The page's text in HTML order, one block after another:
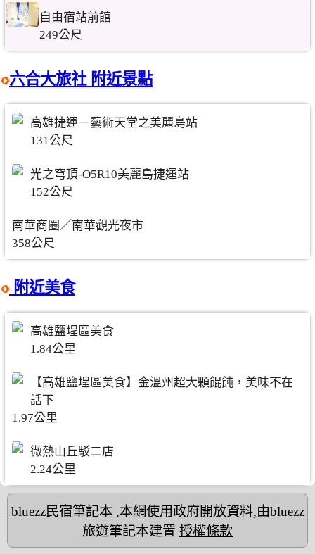
自由宿站前館
249公尺
六合大旅社 附近景點
高雄捷運－藝術天堂之美麗島站
131公尺
光之穹頂-O5R10美麗島捷運站
152公尺
南華商圈／南華觀光夜市
358公尺
附近美食
高雄鹽埕區美食
1.84公里
【高雄鹽埕區美食】金溫州超大顆餛飩，美味不在
話下
1.97公里
微熱山丘駁二店
2.24公里
bluezz民宿筆記本,本網使用政府開放資料,由bluezz
旅遊筆記本建置 授權條款